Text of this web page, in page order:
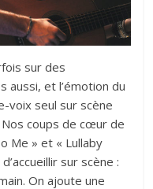
sur des
aussi, et l’émotion du
voix seul sur scène
coups de cœur de
Me » et « Lullaby
sur scène :
On ajoute une